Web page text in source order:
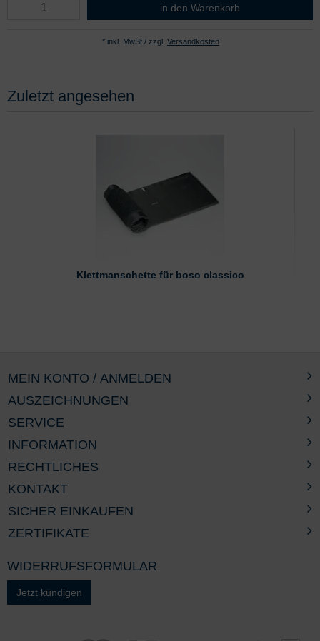
Klettmanschette komplett 8 x 20 cm
in den Warenkorb
* inkl. MwSt./ zzgl. Versandkosten
Zuletzt angesehen
Klettmanschette für boso classico
AUSZEICHNUNGEN
SERVICE
INFORMATION
RECHTLICHES
MEIN KONTO / ANMELDEN
KONTAKT
SICHER EINKAUFEN
ZERTIFIKATE
WIDERRUFSFORMULAR
Jetzt kündigen